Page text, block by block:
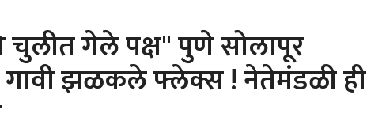
गेले पक्ष" पुणे सोलापूर
गावी झळकले फ्लेक्स ! नेतेमंडळी ही